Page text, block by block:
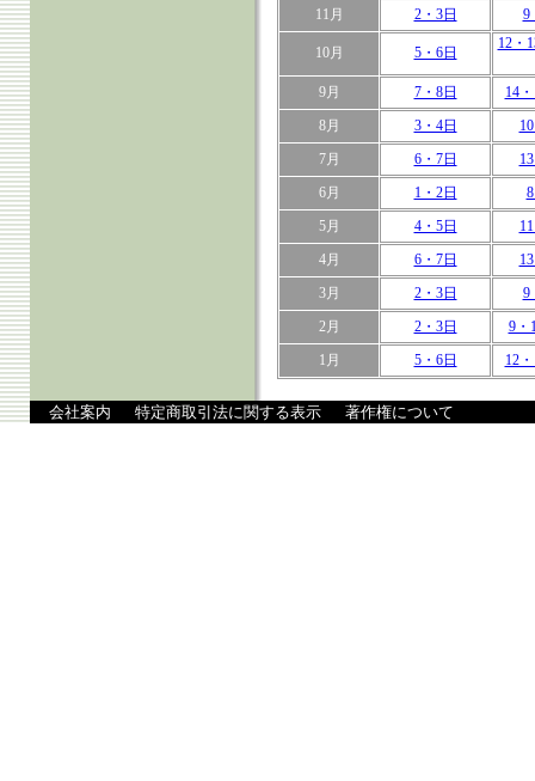
11月
2・3日 9
10月 5・6日
12・
9月 7・8日
14
8月
3・4日
7月
6・7日
6月
1・2日
5月
4・5日
4月
6・7日
3月
2・3日
9
2月
2・3日
9・
1月
5・6日 12
会社案内 特定商取引法に関する表示 著作権について